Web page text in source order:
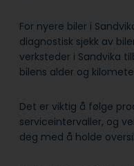
For nyere biler i
diagnostisk sjekk av
verksteder i Sandvika
bilens alder og
Det er viktig å følge
serviceintervaller, og
deg med å holde